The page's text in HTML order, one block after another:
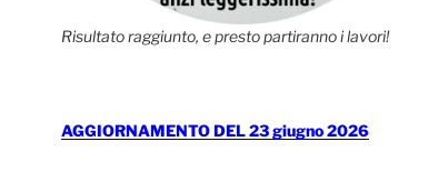
Risultato raggiunto, e presto partiranno i lavori!
AGGIORNAMENTO DEL 23 giugno 2026